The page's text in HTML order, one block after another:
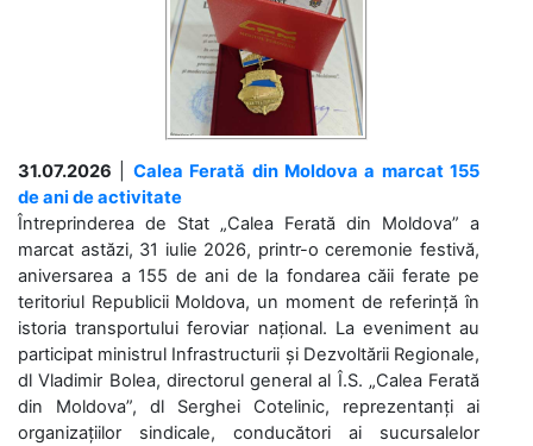
31.07.2026
Calea Ferată din Moldova a marcat 155
de ani de activitate
Întreprinderea de Stat „Calea Ferată din Moldova” a
marcat astăzi, 31 iulie 2026, printr-o ceremonie festivă,
aniversarea a 155 de ani de la fondarea căii ferate pe
teritoriul Republicii Moldova, un moment de referință în
istoria transportului feroviar național. La eveniment au
participat ministrul Infrastructurii și Dezvoltării Regionale,
dl Vladimir Bolea, directorul general al Î.S. „Calea Ferată
din Moldova”, dl Serghei Cotelinic, reprezentanți ai
organizațiilor sindicale, conducători ai sucursalelor